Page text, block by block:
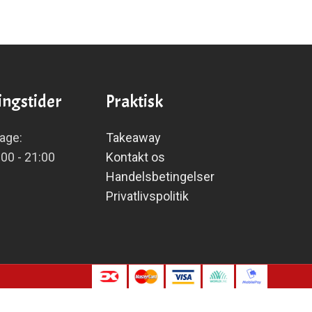
- 21:00
Praktisk
Takeaway
Kontakt os
Handelsbetingelser
Privatlivspolitik